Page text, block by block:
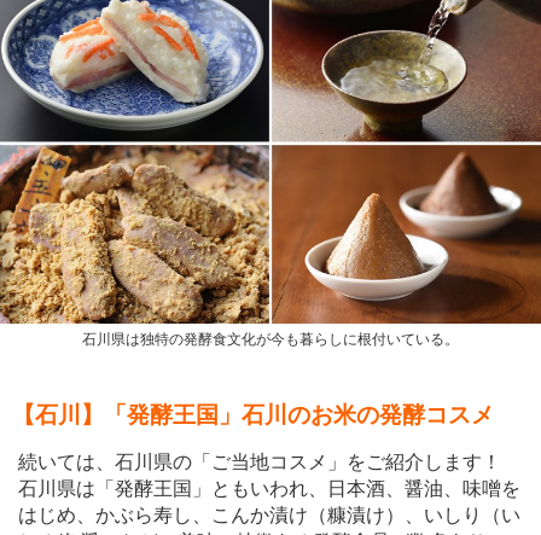
石川県は独特の発酵食文化が今も暮らしに根付いている。
【石川】「発酵王国」石川のお米の発酵コスメ
続いては、石川県の「ご当地コスメ」をご紹介します！
石川県は「発酵王国」ともいわれ、日本酒、醤油、味噌を
はじめ、かぶら寿し、こんか漬け（糠漬け）、いしり（い